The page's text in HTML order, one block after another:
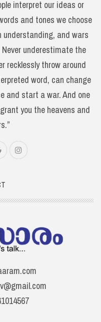
interpret our ideas or
and tones we choose
understanding, and wars
underestimate the
recklessly throw around
word, can change
and start a war. And one
you the heavens and